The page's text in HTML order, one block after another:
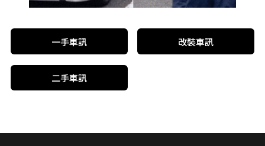
一手車訊 改裝車訊
二手車訊